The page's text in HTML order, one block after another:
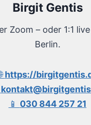
Birgit Gentis
Zoom – oder 1:1
Berlin.
https://
📱 030 844 257 21